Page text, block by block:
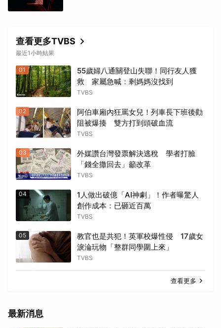
查看更多TVBS
最近1小時結果
01
55歲婦八通關登山失聯！同行友人獲
救 家屬急喊：剩媽媽沒找到
TVBS
02
阿伯車廂內狂罵女兒！列車長下班後勸
阻被爆揍 雙方打到頭破血流
TVBS
03
外媒讚台灣發票解決逃稅 學者打臉
「錢全撒回去」籲改革
TVBS
04
1人做出破億「AI神劇」！作者曝驚人
創作成本：已砸近百萬
TVBS
05
教官也是共犯！英軍校爆性侵 17歲女
淚淪玩物「整群同學圍上來」
TVBS
查看更多
最新消息